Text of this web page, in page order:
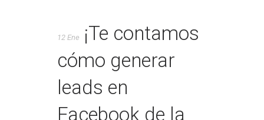
12 Ene
¡Te contamos
cómo generar
leads en
Facebook de la